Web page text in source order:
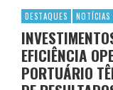
DESTAQUES NOTÍCIAS
EFICIÊNCIA
PORTUÁRIO